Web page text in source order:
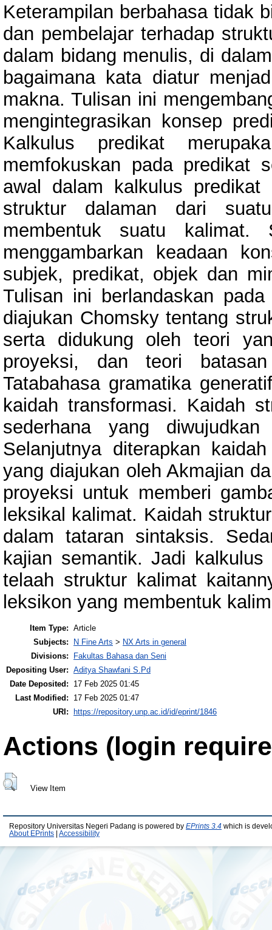
Keterampilan berbahasa tidak
dan pembelajar terhadap
dalam bidang menulis, di
bagaimana kata diatur
makna. Tulisan ini
mengintegrasikan konsep
Kalkulus predikat
memfokuskan pada predikat
awal dalam kalkulus
struktur dalaman dari
membentuk suatu kalimat.
menggambarkan keadaan
subjek, predikat, objek dan
Tulisan ini berlandaskan
diajukan Chomsky tentang
serta didukung oleh teori
proyeksi, dan teori
Tatabahasa gramatika
kaidah transformasi. Kaidah
sederhana yang
Selanjutnya diterapkan
yang diajukan oleh Akmajian
proyeksi untuk memberi
leksikal kalimat. Kaidah
dalam tataran sintaksis.
kajian semantik. Jadi
telaah struktur kalimat
leksikon yang membentuk
Item Type: Article
Subjects:
N Fine Arts > NX Arts in general
Divisions:
Fakultas Bahasa dan Seni
Depositing User: Aditya Shawfani S.Pd
Date Deposited:
17 Feb 2025 01:45
Last Modified:
17 Feb 2025 01:47
URI:
https://repository.unp.ac.id/id/eprint/1846
Actions (login
View Item
Repository Universitas Negeri Padang is powered by EPrints 3.4 which is
About EPrints
Accessibility